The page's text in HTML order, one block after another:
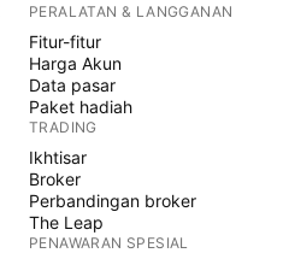
PERALATAN & LANGGANAN
Fitur-fitur
Harga Akun
Data pasar
Paket hadiah
TRADING
Ikhtisar
Broker
Perbandingan broker
The Leap
PENAWARAN SPESIAL